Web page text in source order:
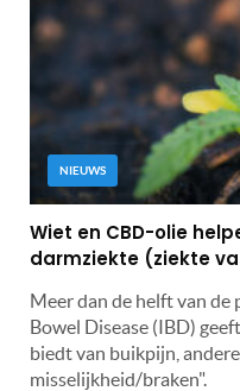
NIEUWS
Wiet en CBD-olie
darmziekte (ziekte
Meer dan de helft van
Bowel Disease (IBD)
biedt van buikpijn,
misselijkheid/braken".